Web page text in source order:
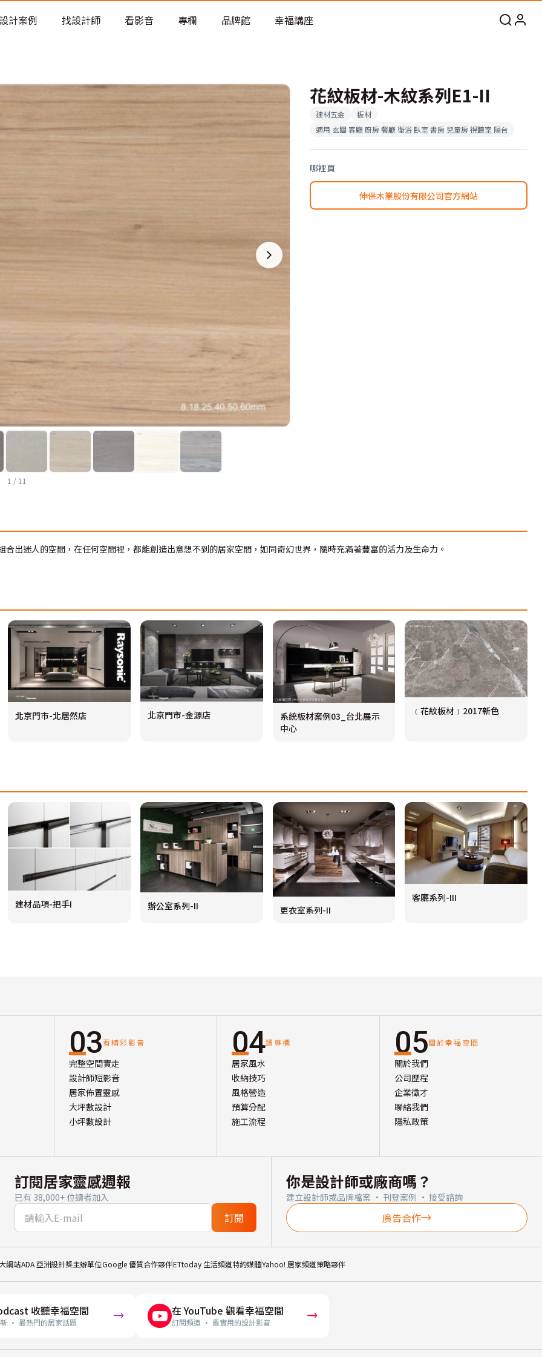
老屋預算分配與高 CP 值煥新術
計案例 找設計師 看影音 專欄 品牌館 幸福講座
1 / 11
花紋板材-木紋系列E1-II
建材五金
板材
適用 玄關 客廳 廚房 餐廳 衛浴 臥室 書房 兒童房 視聽室 陽台
哪裡買
伸保木業股份有限公司官方網站
出迷人的空間，在任何空間裡，都能創造出意想不到的居家空間，如同奇幻世界，隨時充滿著豐富的活力及生命力。
北京門市-北居然店 北京門市-金源店
系統板材案例03_台北展示
中心
﹝花紋板材﹞2017新色
建材品項-把手I 辦公室系列-II 更衣室系列-II
客廳系列-III
03看精彩影音
完整空間實走
設計師短影音
居家佈置靈感
大坪數設計
小坪數設計
04讀專欄
居家風水
收納技巧
風格營造
預算分配
施工流程
05關於幸福空間
關於我們
公司歷程
企業徵才
聯絡我們
隱私政策
訂閱居家靈感週報
已有 38,000+ 位讀者加入
訂閱
你是設計師或廠商嗎？
建立設計師或品牌檔案 · 刊登案例 · 接受諮詢
廣告合作
網站ADA 亞洲設計獎主辦單位Google 優質合作夥伴ETtoday 生活頻道特約媒體Yahoo! 居家頻道策略夥伴
收聽幸福空間
· 最熱門的居家話題
在 YouTube 觀看幸福空間
訂閱頻道 · 最實用的設計影音